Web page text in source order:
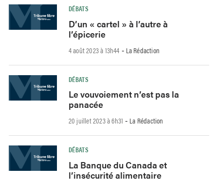
DÉBATS
D’un « cartel » à l’autre à
l’épicerie
4 août 2023 à 13h44 - La Rédaction
DÉBATS
Le vouvoiement n’est pas la
panacée
20 juillet 2023 à 6h31 - La Rédaction
DÉBATS
La Banque du Canada et
l’insécurité alimentaire